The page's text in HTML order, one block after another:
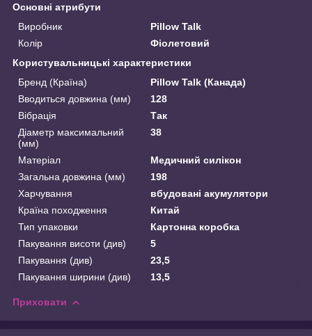
Основні атрибути
Виробник
Pillow Talk
Колір
Фіолетовий
Користувальницькі характеристики
Бренд (Країна)
Pillow Talk (Канада)
Вводиться довжина (мм)
128
Вібрація
Так
Діаметр максимальний
(мм)
38
Матеріал
Медичний силікон
Загальна довжина (мм)
198
Харчування
вбудовані акумулятори
Країна походження
Китай
Тип упаковки
Картонна коробка
Пакування висоти (див)
5
Пакування (див)
23,5
Пакування ширини (див)
13,5
Приховати